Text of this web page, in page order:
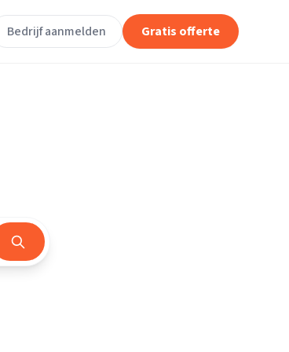
Bedrijf aanmelden Gratis offerte